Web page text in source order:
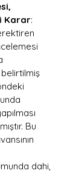
Karar:
Bu
dahi,